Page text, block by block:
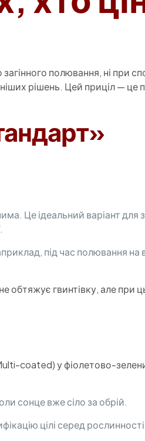
полювання, ні при
рішень. Цей приціл — це
Це ідеальний варіант для
під час полювання на
обтяжує гвинтівку, але при
coated) у фіолетово-
сонце вже сіло за обрій.
цілі серед